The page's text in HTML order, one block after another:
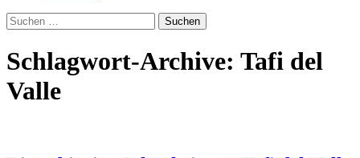
Suchen
nach:
Schlagwort-Archive: Tafi del
Valle